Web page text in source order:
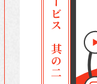
サービス 其の二